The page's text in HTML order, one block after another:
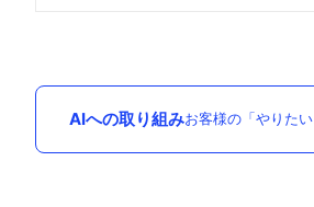
AIへの取り組みお客様の「やりた